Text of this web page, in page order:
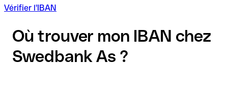
Vérifier l'IBAN
Où trouver mon IBAN chez
Swedbank As ?